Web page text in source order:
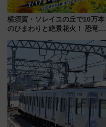
横須賀・ソレイユの丘で10万本
のひまわりと絶景花火！ 恐竜や
帰りお出かけ最新情報（2026年
7月17日～開催）